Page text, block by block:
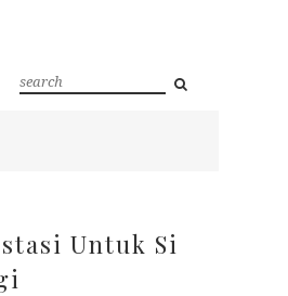
Untuk Si